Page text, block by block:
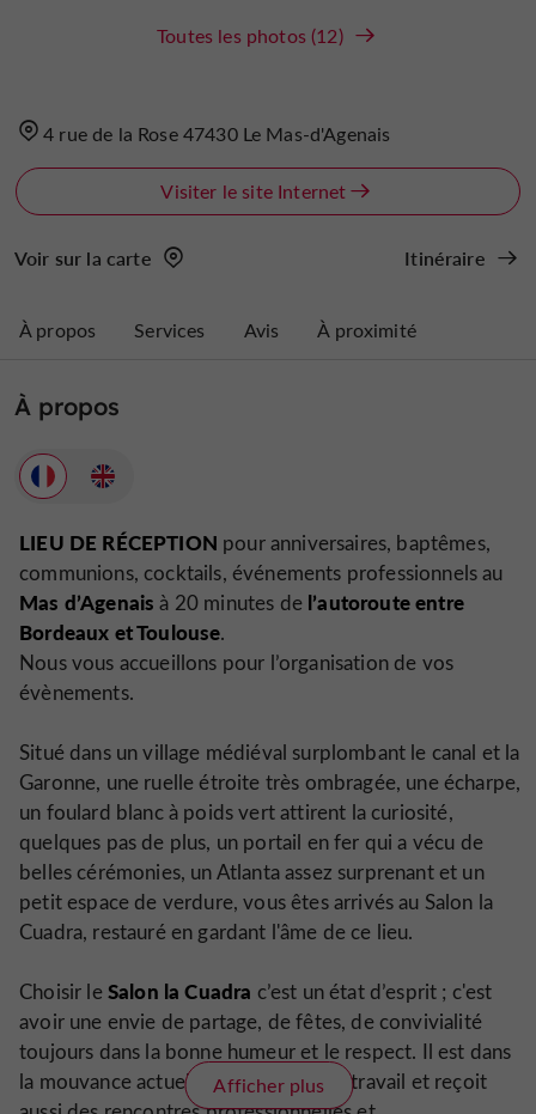
Toutes les photos (12)
4 rue de la Rose 47430 Le Mas-d'Agenais
Visiter le site Internet
Voir sur la carte Itinéraire
À propos Services Avis À proximité
À propos
LIEU DE RÉCEPTION pour anniversaires, baptêmes,
communions, cocktails, événements professionnels au
Mas d’Agenais à 20 minutes de l’autoroute entre
Bordeaux et Toulouse.
Nous vous accueillons pour l’organisation de vos
évènements.
Situé dans un village médiéval surplombant le canal et la
Garonne, une ruelle étroite très ombragée, une écharpe,
un foulard blanc à poids vert attirent la curiosité,
quelques pas de plus, un portail en fer qui a vécu de
belles cérémonies, un Atlanta assez surprenant et un
petit espace de verdure, vous êtes arrivés au Salon la
Cuadra, restauré en gardant l'âme de ce lieu.
Choisir leSalon la Cuadra c’est un état d’esprit ; c'est
avoir une envie de partage, de fêtes, de convivialité
toujours dans la bonne humeur et le respect. Il est dans
la mouvance actuelle du bien être au travail et reçoit
Afficher plus